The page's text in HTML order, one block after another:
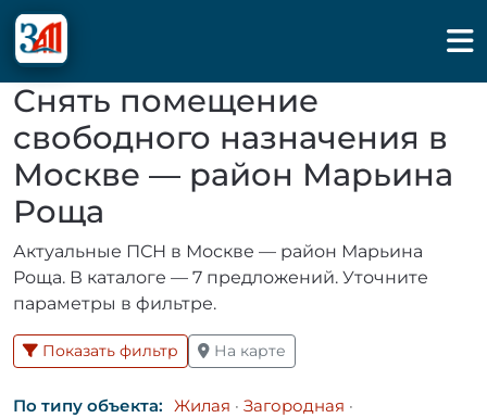
Снять помещение
свободного назначения в
Москве — район Марьина
Роща
Актуальные ПСН в Москве — район Марьина
Роща. В каталоге — 7 предложений. Уточните
параметры в фильтре.
Показать фильтр На карте
По типу объекта: Жилая · Загородная ·